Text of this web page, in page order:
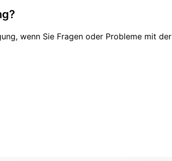
wenn Sie Fragen oder Probleme mit der